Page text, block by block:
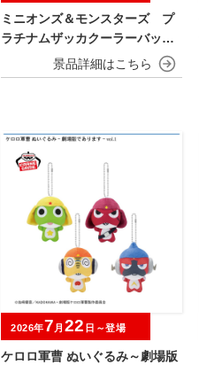
ミニオンズ＆モンスターズ プ
ラチナムザッカクーラーバック
ケロロ軍曹 ぬいぐるみ～劇場版
2026年7 月 22 日～登場